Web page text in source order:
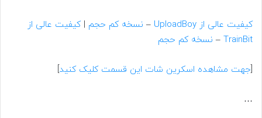
کیفیت عالی از UploadBoy – نسخه کم حجم |کیفیت عالی از
TrainBit
– نسخه کم حجم
[جهت مشاهده اسکرین شات این قسمت کلیک کنید]
…